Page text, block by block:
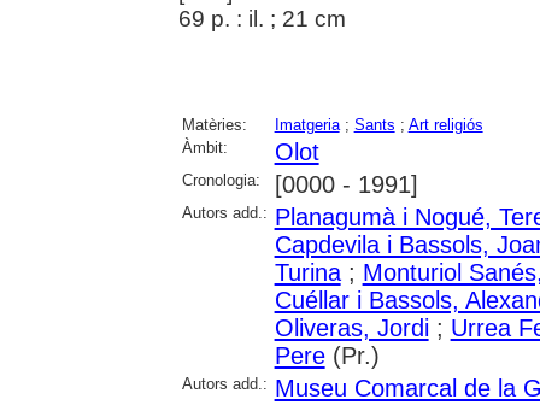
69 p. : il. ; 21 cm
Matèries: Imatgeria; Sants ; Art religiós
Àmbit:
Olot
Cronologia: [0000 - 1991]
Autors add.: Planagumà i Nogué,
Capdevila i Bassols,
Turina; Monturiol
Cuéllar i Bassols,
Oliveras, Jordi; Urrea
Pere(Pr.)
Autors add.: Museu Comarcal de la